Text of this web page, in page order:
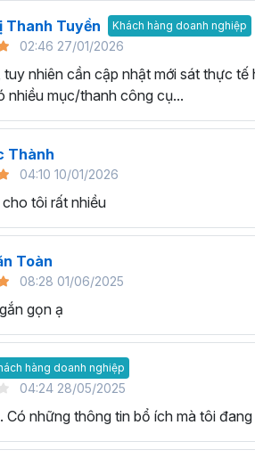
Thanh Tuyền Khách hàng doanh nghiệp
02:46 27/01/2026
nhiên cần cập nhật mới sát thực
nhiều mục/thanh công cụ...
Thành
04:10 10/01/2026
tôi rất nhiều
Toàn
08:28 01/06/2025
gọn ạ
hàng doanh nghiệp
04:24 28/05/2025
Có những thông tin bổ ích mà tôi